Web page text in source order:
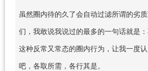
虽然圈内待的久了会自动过滤所谓的劣
们，我敢说我说过的最多的一句话就是：
这种反常又常态的圈内行为，让我一度
吧，各取所需，各行其是。